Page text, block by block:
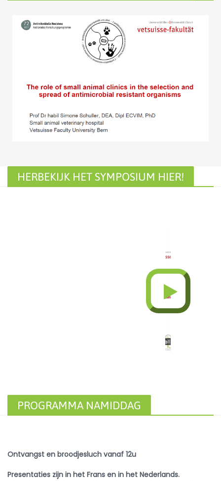
HERBEKIJK HET SYMPOSIUM HIER!
PROGRAMMA NAMIDDAG
Ontvangst en broodjesluch vanaf 12u
Presentaties zijn in het Frans en in het Nederlands.